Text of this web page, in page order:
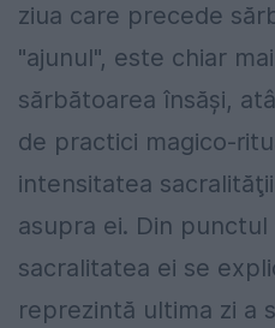
ziua care precede
"ajunul", este chiar
sărbătoarea însăşi,
de practici magico-
intensitatea
asupra ei. Din
sacralitatea ei se
reprezintă ultima zi a